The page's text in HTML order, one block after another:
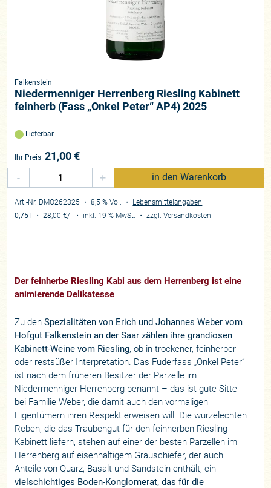
Falkenstein
Niedermenniger Herrenberg Riesling Kabinett
feinherb (Fass „Onkel Peter“ AP4) 2025
Lieferbar
Ihr Preis 21,00€
-
+ in den Warenkorb
Art.-Nr. DMO262325 ・ 8,5 % Vol. ・ Lebensmittelangaben
0,75 l
・28,00 €/l ・ inkl. 19 % MwSt. ・zzgl.Versandkosten
Der feinherbe Riesling Kabi aus dem Herrenberg ist eine
animierende Delikatesse
Zu denSpezialitäten von Erich und Johannes Weber vom
Hofgut Falkenstein an der Saar zählen ihre grandiosen
Kabinett-Weine vom Riesling, ob in trockener, feinherber
oder restsüßer Interpretation. Das Fuderfass „Onkel Peter“
ist nach dem früheren Besitzer der Parzelle im
Niedermenniger Herrenberg benannt – das ist gute Sitte
bei Familie Weber, die damit auch den vormaligen
Eigentümern ihren Respekt erweisen will. Die wurzelechten
Reben, die das Traubengut für den feinherben Riesling
Kabinett liefern, stehen auf einer der besten Parzellen im
Herrenberg auf eisenhaltigem Grauschiefer, der auch
Anteile von Quarz, Basalt und Sandstein enthält; ein
vielschichtiges Boden-Konglomerat, das für die